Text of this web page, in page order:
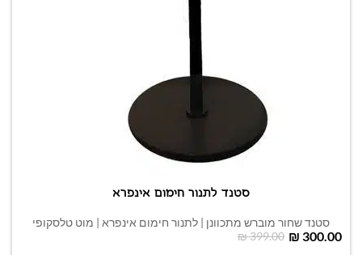
סטנד לתנור חימום אינפרא
סטנד שחור מוברש מתכוונן | לתנור חימום אינפרא | מוט טלסקופי
₪399.00 ₪ 300.00